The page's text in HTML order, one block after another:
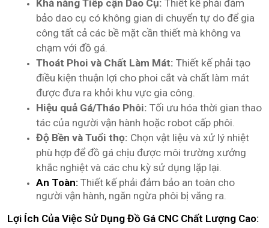
Khả năng Tiếp cận Dao Cụ: Thiết kế phải đảm
bảo dao cụ có không gian di chuyển tự do để gia
công tất cả các bề mặt cần thiết mà không va
chạm với đồ gá.
Thoát Phoi và Chất Làm Mát: Thiết kế phải tạo
điều kiện thuận lợi cho phoi cắt và chất làm mát
được đưa ra khỏi khu vực gia công.
Hiệu quả Gá/Tháo Phôi: Tối ưu hóa thời gian thao
tác của người vận hành hoặc robot cấp phôi.
Độ Bền và Tuổi thọ: Chọn vật liệu và xử lý nhiệt
phù hợp để đồ gá chịu được môi trường xưởng
khắc nghiệt và các chu kỳ sử dụng lặp lại.
An Toàn: Thiết kế phải đảm bảo an toàn cho
người vận hành, ngăn ngừa phôi bị văng ra.
Lợi Ích Của Việc Sử Dụng Đồ Gá CNC Chất Lượng Cao: